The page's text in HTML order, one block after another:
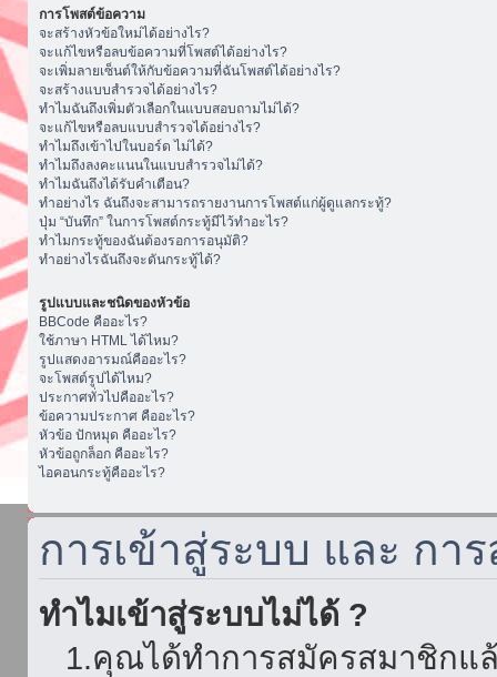
การโพสต์ข้อความ
จะสร้างหัวข้อใหม่ได้อย่างไร?
จะแก้ไขหรือลบข้อความที่โพสต์ได้อย่างไร?
จะเพิ่มลายเซ็นต์ให้กับข้อความที่ฉันโพสต์ได้อย่างไร?
จะสร้างแบบสำรวจได้อย่างไร?
ทำไมฉันถึงเพิ่มตัวเลือกในแบบสอบถามไม่ได้?
จะแก้ไขหรือลบแบบสำรวจได้อย่างไร?
ทำไมถึงเข้าไปในบอร์ด ไม่ได้?
ทำไมถึงลงคะแนนในแบบสำรวจไม่ได้?
ทำไมฉันถึงได้รับคำเตือน?
ทำอย่างไร ฉันถึงจะสามารถรายงานการโพสต์แก่ผู้ดูแลกระทู้?
ปุ่ม “บันทึก” ในการโพสต์กระทู้มีไว้ทำอะไร?
ทำไมกระทู้ของฉันต้องรอการอนุมัติ?
ทำอย่างไรฉันถึงจะดันกระทู้ได้?
รูปแบบและชนิดของหัวข้อ
BBCode คืออะไร?
ใช้ภาษา HTML ได้ไหม?
รูปแสดงอารมณ์คืออะไร?
จะโพสต์รูปได้ไหม?
ประกาศทั่วไปคืออะไร?
ข้อความประกาศ คืออะไร?
หัวข้อ ปักหมุด คืออะไร?
หัวข้อถูกล็อก คืออะไร?
ไอคอนกระทู้คืออะไร?
การเข้าสู่ระบบ และ กา
ทำไมเข้าสู่ระบบไม่ได้ ?
1.คุณได้ทำการสมัครสมาชิกแ